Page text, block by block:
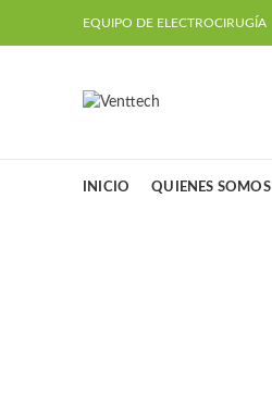
EQUIPO DE ELECTROCIRUGÍA
INICIO QUIENES SOMOS